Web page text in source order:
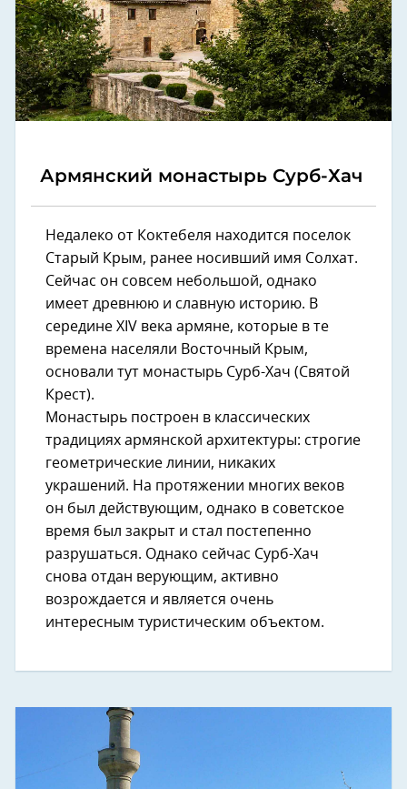
Армянский монастырь Сурб-Хач
Недалеко от Коктебеля находится поселок
Старый Крым, ранее носивший имя Солхат.
Сейчас он совсем небольшой, однако
имеет древнюю и славную историю. В
середине XIV века армяне, которые в те
времена населяли Восточный Крым,
основали тут монастырь Сурб-Хач (Святой
Крест).
Монастырь построен в классических
традициях армянской архитектуры: строгие
геометрические линии, никаких
украшений. На протяжении многих веков
он был действующим, однако в советское
время был закрыт и стал постепенно
разрушаться. Однако сейчас Сурб-Хач
снова отдан верующим, активно
возрождается и является очень
интересным туристическим объектом.